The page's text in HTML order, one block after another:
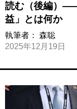
読む（後編）
益」とは何か
執筆者： 森聡
2025年12月19日